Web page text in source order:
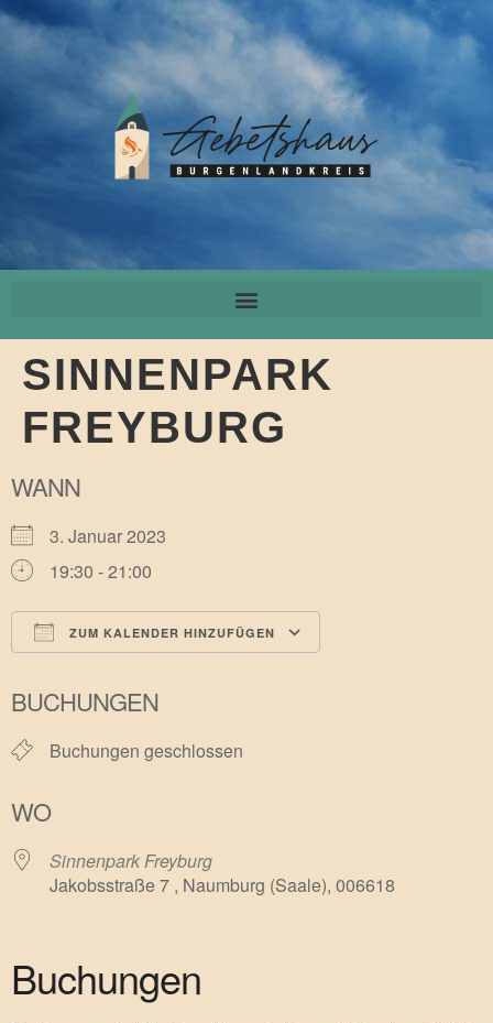
SINNENPARK
FREYBURG
WANN
3. Januar 2023
19:30 - 21:00
ZUM KALENDER HINZUFÜGEN
BUCHUNGEN
Buchungen geschlossen
WO
Sinnenpark Freyburg
Jakobsstraße 7 , Naumburg (Saale), 006618
Buchungen